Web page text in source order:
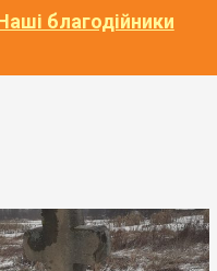
благодійники